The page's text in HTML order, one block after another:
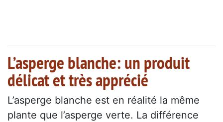
L’asperge blanche: un produit
délicat et très apprécié
L’asperge blanche est en réalité la même
plante que l’asperge verte. La différence